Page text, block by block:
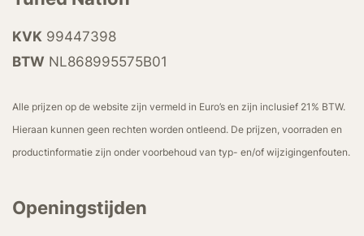
KVK 99447398
BTW NL868995575B01
Alle prijzen op de website zijn vermeld in Euro’s en zijn inclusief 21% BTW.
Hieraan kunnen geen rechten worden ontleend. De prijzen, voorraden en
productinformatie zijn onder voorbehoud van typ- en/of wijzigingenfouten.
Openingstijden